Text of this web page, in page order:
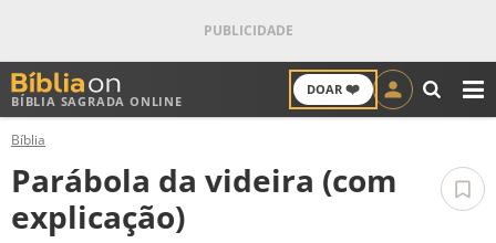
BÍBLIA SAGRADA ONLINE
DOAR ❤️
ANTIGO TESTAMENTO
NOVO TESTAMENTO
Bíblia
Parábola da videira (com
explicação)